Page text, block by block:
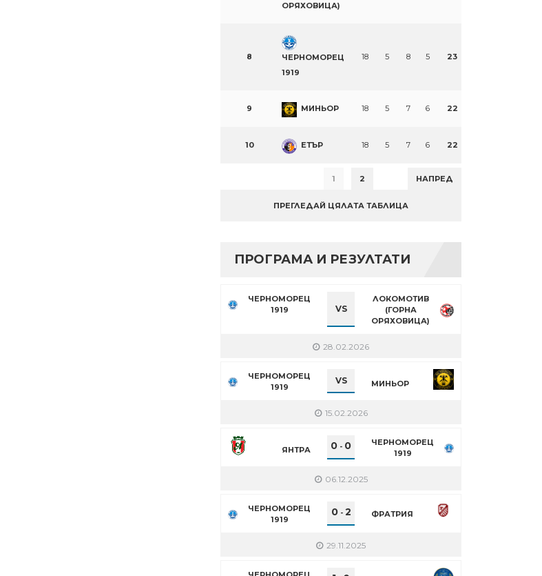
ОРЯХОВИЦА)
8
ЧЕРНОМОРЕЦ
1919
18 5 8 5 23
9 МИНЬОР 18 5 7 6 22
10 ЕТЪР 18 5 7 6 22
1 2 НАПРЕД
ПРЕГЛЕДАЙ ЦЯЛАТА ТАБЛИЦА
ПРОГРАМА И РЕЗУЛТАТИ
ЧЕРНОМОРЕЦ
1919
VS
ЛОКОМОТИВ
(ГОРНА
ОРЯХОВИЦА)
28.02.2026
ЧЕРНОМОРЕЦ
1919
VS МИНЬОР
15.02.2026
ЯНТРА 0 - 0
ЧЕРНОМОРЕЦ
1919
06.12.2025
ЧЕРНОМОРЕЦ
1919
0- 2 ФРАТРИЯ
29.11.2025